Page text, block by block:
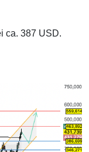
ca. 387 USD.